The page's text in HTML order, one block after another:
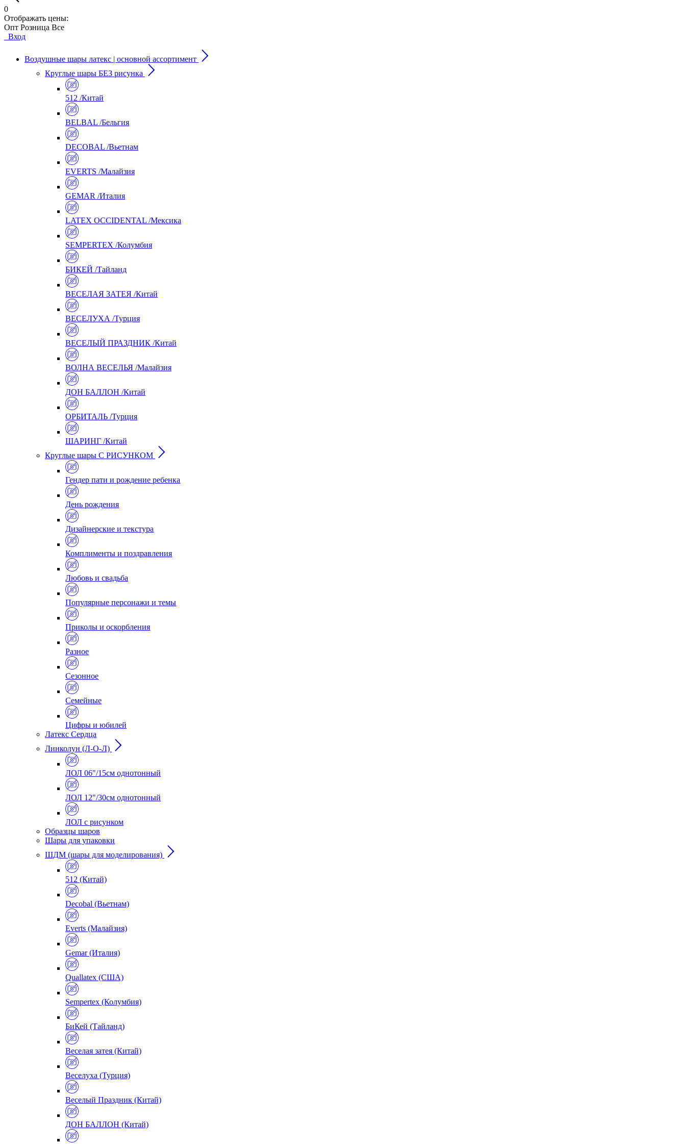
0
Отображать цены:
Опт Розница Все
Вход
Воздушные шары латекс | основной ассортимент
Круглые шары БЕЗ рисунка
512 /Китай
BELBAL /Бельгия
DECOBAL /Вьетнам
EVERTS /Малайзия
GEMAR /Италия
LATEX OCCIDENTAL /Мексика
SEMPERTEX /Колумбия
БИКЕЙ /Тайланд
ВЕСЕЛАЯ ЗАТЕЯ /Китай
ВЕСЕЛУХА /Турция
ВЕСЕЛЫЙ ПРАЗДНИК /Китай
ВОЛНА ВЕСЕЛЬЯ /Малайзия
ДОН БАЛЛОН /Китай
ОРБИТАЛЬ /Турция
ШАРИНГ /Китай
Круглые шары С РИСУНКОМ
Гендер пати и рождение ребенка
День рождения
Дизайнерские и текстура
Комплименты и поздравления
Любовь и свадьба
Популярные персонажи и темы
Приколы и оскорбления
Разное
Сезонное
Семейные
Цифры и юбилей
Латекс Сердца
Линколун (Л-О-Л)
ЛОЛ 06"/15см однотонный
ЛОЛ 12"/30см однотонный
ЛОЛ с рисунком
Образцы шаров
Шары для упаковки
ШДМ (шары для моделирования)
512 (Китай)
Decobal (Вьетнам)
Everts (Малайзия)
Gemar (Италия)
Quallatex (США)
Sempertex (Колумбия)
БиКей (Тайланд)
Веселая затея (Китай)
Веселуха (Турция)
Веселый Праздник (Китай)
ДОН БАЛЛОН (Китай)